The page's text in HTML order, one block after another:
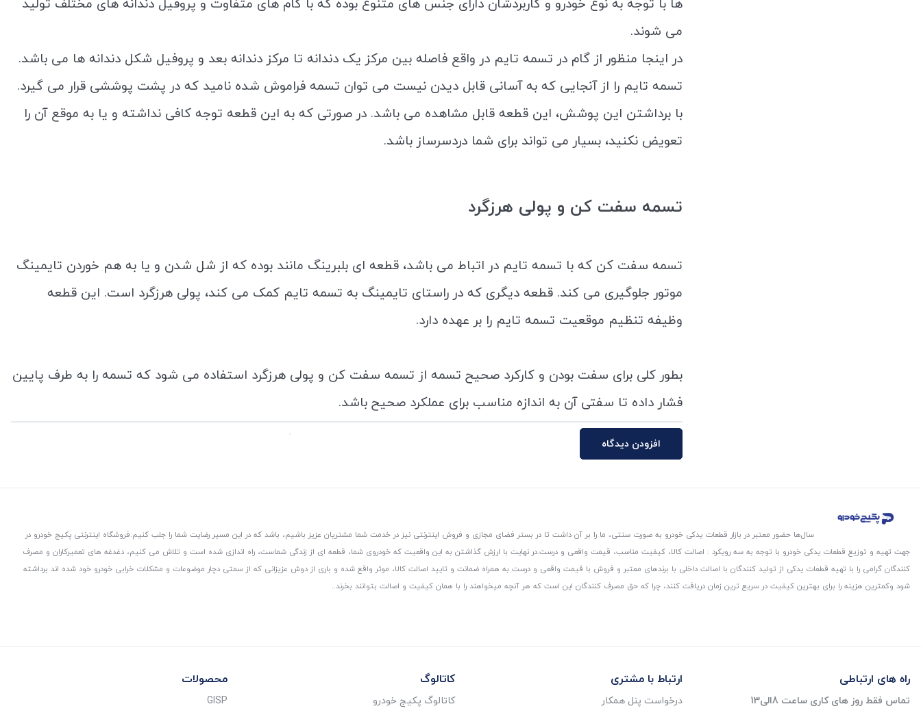
می شوند.
در اینجا منظور از گام در تسمه تایم در واقع فاصله بین مرکز یک دندانه تا مرکز دندانه بعد و پروفیل شکل دندانه ها می باشد.
تسمه تایم را از آنجایی که به آسانی قابل دیدن نیست می توان تسمه فراموش شده نامید که در پشت پوششی قرار می گیرد.
با برداشتن این پوشش، این قطعه قابل مشاهده می باشد. در صورتی که به این قطعه توجه کافی نداشته و یا به موقع آن را
تعویض نکنید، بسیار می تواند برای شما دردسرساز باشد.
تسمه سفت کن و پولی هرزگرد
تسمه سفت کن که با تسمه تایم در اتباط می باشد، قطعه ای بلبرینگ مانند بوده که از شل شدن و یا به هم خوردن تایمینگ
موتور جلوگیری می کند. قطعه دیگری که در راستای تایمینگ به تسمه تایم کمک می کند، پولی هرزگرد است. این قطعه
وظیفه تنظیم موقعیت تسمه تایم را بر عهده دارد.
بطور کلی برای سفت بودن و کارکرد صحیح تسمه از تسمه سفت کن و پولی هرزگرد استفاده می شود که تسمه را به طرف پایین
فشار داده تا سفتی آن به اندازه مناسب برای عملکرد صحیح باشد.
افزودن دیدگاه
سال‌ها حضور معتبر در بازار قطعات یدکی خودرو به صورت سنتی، ما را بر آن داشت تا در بستر فضای مجازی و فروش اینترنتی نیز در خدمت شما مشتریان عزیز باشیم، باشد که در این مسیر رضایت شما را جلب کنیم.فروشگاه اینترنتی پکیج خودرو در
جهت تهیه و توزیع قطعات یدکی خودرو با توجه به سه رویکرد : اصالت کالا، کیفیت مناسب، قیمت واقعی و درست.در نهایت با ارزش گذاشتن به این واقعیت که خودروی شما، قطعه ای از زندگی شماست، راه اندازی شده است و تلاش می کنیم، دغدغه های تعمیرکاران و مصرف
کنندگان گرامی را با تهیه قطعات یدکی از تولید کنندگان با اصالت داخلی با برندهای معتبر و فروش با قیمت واقعی و درست به همراه ضمانت و تایید اصالت کالا، موثر واقع شده و باری از دوش عزیزانی که از سمتی دچار موضوعات و مشکلات خرابی خودرو خود شده اند برداشته
شود و‌کمترین هزینه را برای بهترین کیفیت در سریع ترین زمان دریافت کنند، چرا که حق مصرف کنندگان این است که هر آنچه میخواهند را با همان کیفیت و اصالت بتوانند بخرند..
راه های ارتباطی
تماس فقط روز های کاری ساعت 8الی13
ارتباط با مشتری
درخواست پنل همکار
کاتالوگ
کاتالوگ پکیج خودرو
محصولات
GISP